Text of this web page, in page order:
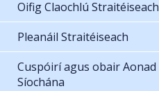
Oifig Claochlú Straitéiseach
Pleanáil Straitéiseach
Cuspóirí agus obair
Síochána